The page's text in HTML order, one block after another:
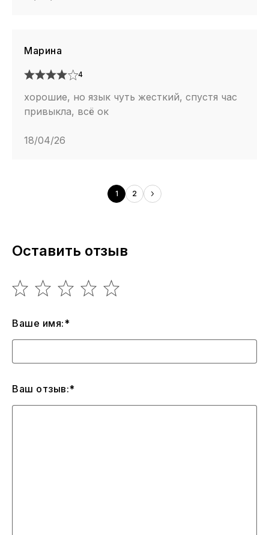
Марина
4
хорошие, но язык чуть жесткий, спустя час
привыкла, всё ок
18/04/26
1 2
Оставить отзыв
Ваше имя:*
Ваш отзыв:*